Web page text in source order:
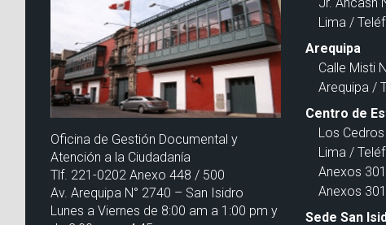
Oficina de Gestión Documental y
Atención a la Ciudadanía
Tlf. 221-0202 Anexo 448 / 500
Av. Arequipa N° 2740 – San Isidro
Lunes a Viernes de 8:00 am a 1:00 pm y
Lima /
Arequipa
Calle Misti
Arequipa /
Centro de
Los
Lima /
Anexos
Anexos
Sede San